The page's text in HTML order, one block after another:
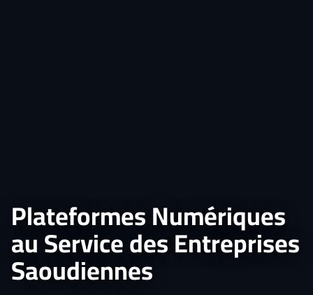
Plateformes Numériques
au Service des Entreprises
Saoudiennes